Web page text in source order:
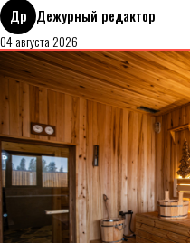
Др Дежурный редактор
04 августа 2026